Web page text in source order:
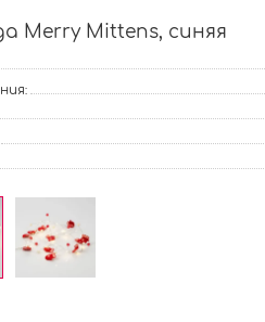
Merry Mittens, синяя